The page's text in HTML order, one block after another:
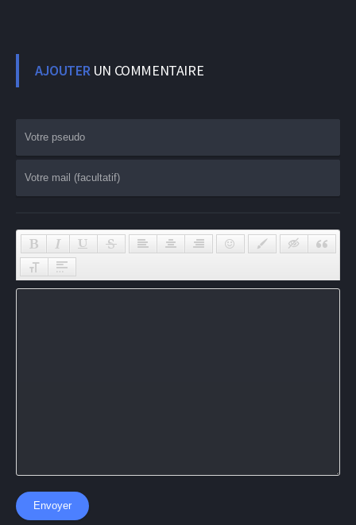
AJOUTERUN COMMENTAIRE
Envoyer